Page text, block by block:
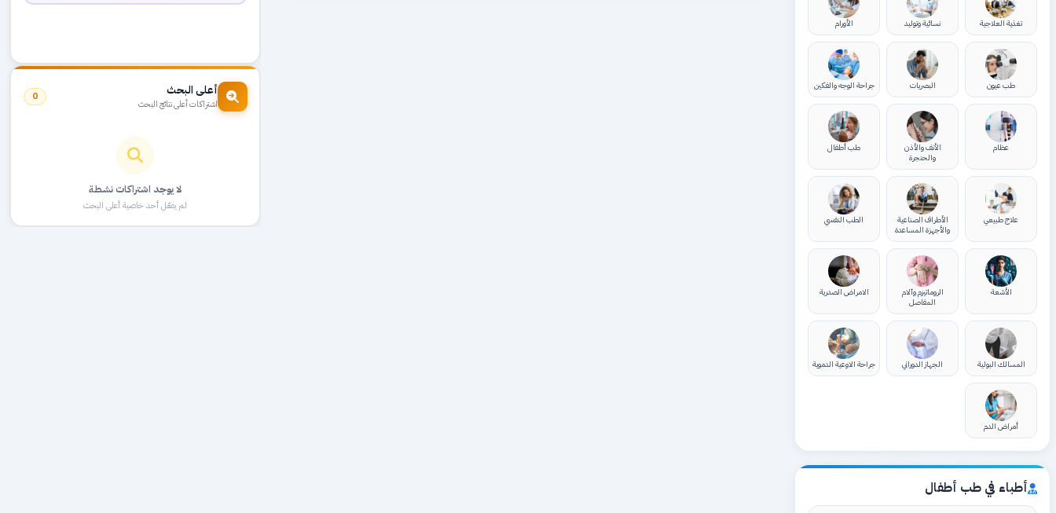
تغذية العلاجية نسائية وتوليد الأورام
طب عيون البصريات جراحة الوجه والفكين
عظام
الأنف والأذن
والحنجرة
طب أطفال
علاج طبيعي
الأطراف الصناعية
والأجهزة المساعدة
الطب النفسي
الأشعة
الروماتيزم وآلام
المفاصل
الامراض الصدرية
المسالك البولية الجهاز الدوراني جراحة الاوعية الدموية
أمراض الدم
أطباء في طب أطفال
أعلى البحث 0
لا يوجد اشتراكات نشطة